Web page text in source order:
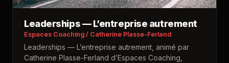
Leaderships — L’entreprise autrement
Espaces Coaching / Catherine Plasse-Ferland
Leaderships — L’entreprise autrement, animé par
Catherine Plasse-Ferland d’Espaces Coaching,